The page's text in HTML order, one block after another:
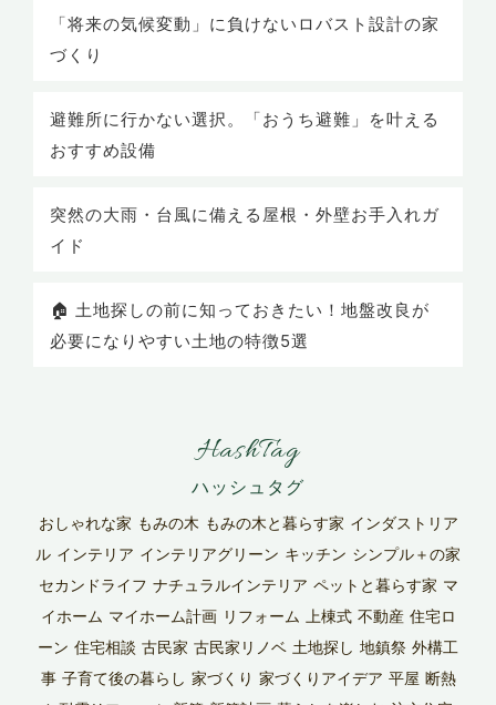
「将来の気候変動」に負けないロバスト設計の家
づくり
避難所に行かない選択。「おうち避難」を叶える
おすすめ設備
突然の大雨・台風に備える屋根・外壁お手入れガ
イド
🏠 土地探しの前に知っておきたい！地盤改良が
必要になりやすい土地の特徴5選
HashTag
おしゃれな家 もみの木 もみの木と暮らす家 インダストリア
ル インテリア インテリアグリーン キッチン シンプル＋の家
セカンドライフ ナチュラルインテリア ペットと暮らす家 マ
イホーム マイホーム計画 リフォーム 上棟式 不動産 住宅ロ
ーン 住宅相談 古民家 古民家リノベ 土地探し 地鎮祭 外構工
事 子育て後の暮らし 家づくり 家づくりアイデア 平屋 断熱